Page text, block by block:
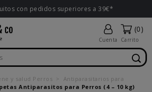
con pedidos superiores a 39€*
Cuenta
(0)
Carrito
y salud Perros
Antiparasitarios para
Antiparasitos para Perros (4 – 10 kg)